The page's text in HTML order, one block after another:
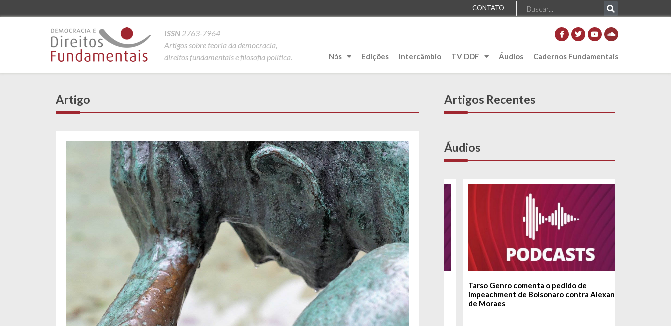
CONTATO
ISSN2763-7964
Artigos sobre teoria da democracia,
direitos fundamentais e filosofia política.
Nós Edições Intercâmbio TV DDF Áudios Cadernos Fundamentais
Artigo Artigos Recentes
Áudios
Tarso Genro fala sobre o painel Democracia
Constitucional no Estado Social
Tarso Genro comenta o pedido de
impeachment de Bolsonaro contra Alexandre
de Moraes